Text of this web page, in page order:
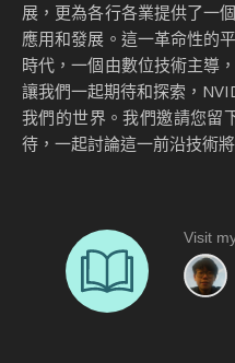
展，更為各行各業提供了一
應用和發展。這一革命性的
時代，一個由數位技術主導
讓我們一起期待和探索，
我們的世界。我們邀請您留
待，一起討論這一前沿技術